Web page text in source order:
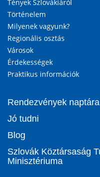
Tények Szlovákiáról
Történelem
Milyenek vagyunk?
Regionális osztás
Városok
Érdekességek
Praktikus információk
Rendezvények naptára
Jó tudni
Blog
Szlovák Köztársaság
Minisztériuma